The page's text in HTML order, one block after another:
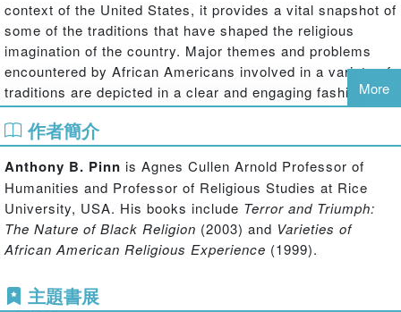
context of the United States, it provides a vital snapshot of
some of the traditions that have shaped the religious
imagination of the country. Major themes and problems
encountered by African Americans involved in a variety of
traditions are depicted in a clear and engaging fashion.
The chapters move from the period of slavery and the
early arrangement of religious thought and practice within
communities of enslaved Africans to the more recent
growth in the number of African American "Nones".
Drawing on cultural developments such as hip hop,
Anthony Pinn links the language and activities of African
American religious experience to the cultural worlds in
Introducing African American Religion
More
作者簡介
Anthony B. Pinn is Agnes Cullen Arnold Professor of
Humanities and Professor of Religious Studies at Rice
University, USA. His books include Terror and Triumph:
The Nature of Black Religion (2003) and Varieties of
African American Religious Experience (1999).
主題書展